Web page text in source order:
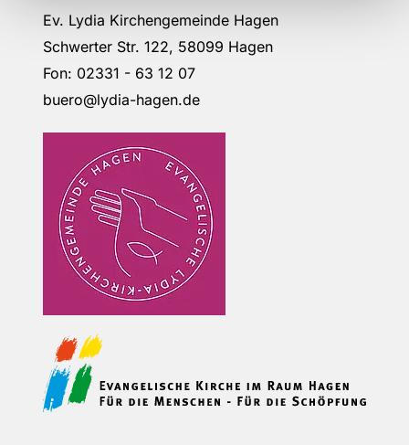
Ev. Lydia Kirchengemeinde Hagen
Schwerter Str. 122, 58099 Hagen
Fon: 02331 - 63 12 07
buero@lydia-hagen.de